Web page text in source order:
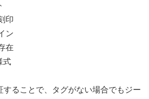
印
ン
在
式
することで、タグがない場合でもジー